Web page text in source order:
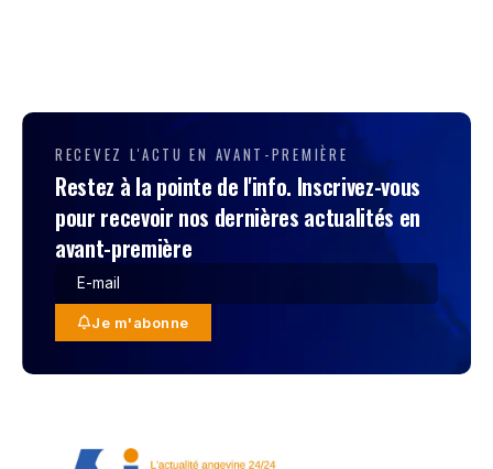
RECEVEZ L'ACTU EN AVANT-PREMIÈRE
Restez à la pointe de l'info. Inscrivez-vous
pour recevoir nos dernières actualités en
avant-première
Je m'abonne